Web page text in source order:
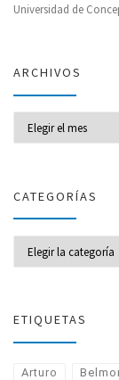
Universidad de
ARCHIVOS
CATEGORÍAS
ETIQUETAS
Arturo